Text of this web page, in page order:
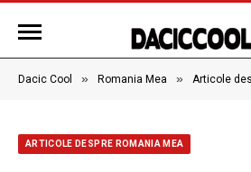
Dacic Cool » Romania Mea » Articole
ARTICOLE DESPRE ROMANIA MEA